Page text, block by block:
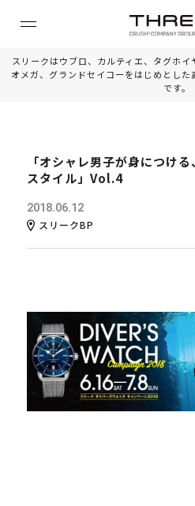
スリークはウブロ、カルティエ、タグホイ
オメガ、グランドセイコーをはじめとし
です。
「オシャレ男子が身につけ
スタイル」Vol.4
2018.06.12
スリークBP